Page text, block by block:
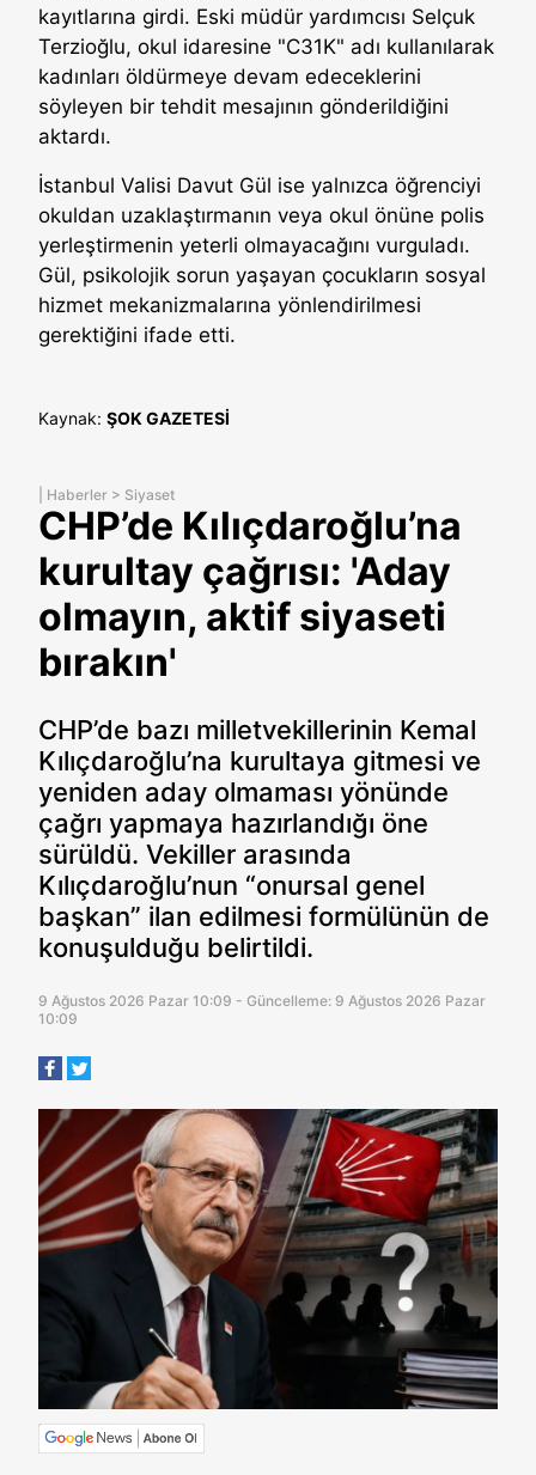
kayıtlarına girdi. Eski müdür yardımcısı Selçuk
Terzioğlu, okul idaresine "C31K" adı kullanılarak
kadınları öldürmeye devam edeceklerini
söyleyen bir tehdit mesajının gönderildiğini
aktardı.
İstanbul Valisi Davut Gül ise yalnızca öğrenciyi
okuldan uzaklaştırmanın veya okul önüne polis
yerleştirmenin yeterli olmayacağını vurguladı.
Gül, psikolojik sorun yaşayan çocukların sosyal
hizmet mekanizmalarına yönlendirilmesi
gerektiğini ifade etti.
Kaynak: ŞOK GAZETESİ
Haberler > Siyaset
CHP’de Kılıçdaroğlu’na
kurultay çağrısı: 'Aday
olmayın, aktif siyaseti
bırakın'
CHP’de bazı milletvekillerinin Kemal
Kılıçdaroğlu’na kurultaya gitmesi ve
yeniden aday olmaması yönünde
çağrı yapmaya hazırlandığı öne
sürüldü. Vekiller arasında
Kılıçdaroğlu’nun “onursal genel
başkan” ilan edilmesi formülünün de
konuşulduğu belirtildi.
9 Ağustos 2026 Pazar 10:09 - Güncelleme: 9 Ağustos 2026 Pazar
10:09